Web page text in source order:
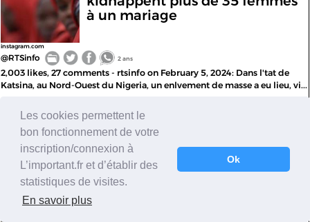
instagram.com
à un mariage
@RTSinfo 2 ans
2,003 likes, 27 comments - rtsinfo on February 5, 2024: Dans l'tat de
Katsina, au Nord-Ouest du Nigeria, un enlvement de masse a eu lieu, vi...
TECH
Faire travailler des humains
plutôt que l'IA reste rentable
dans la grande majorité des
secteurs
Les cookies permettent le
bon fonctionnement de votre
inscription/connexion à
L’important.fr et d’établir des
statistiques de visites.
En savoir plus
Ok